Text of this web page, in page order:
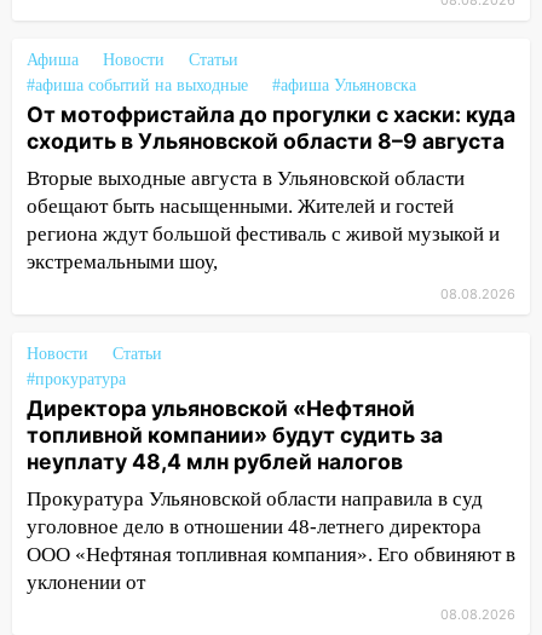
12:12
Прокуратура взяла на контроль
ДТП с шестилетним ребёнком на улице
Федерации
12:01
шестилетнего ребёнка на улице
Федерации: возбуждено уголовное дело
11:16 В Ульяновске ищут 37-летнего
хаски: куда сходить в Ульяновской
области 8–9 августа
10:11 Директора ульяновской
«Нефтяной топливной компании» будут
судить за неуплату 48,4 млн рублей
налогов
09:28 Дети на дорогах: пострадали
велосипедисты, мотоциклисты и
Афиша Новости
Статьи
#афиша событий на выходные
#афиша Ульяновска
От мотофристайла до прогулки с хаски: куда
сходить в Ульяновской области 8–9 августа
Вторые выходные августа в Ульяновской области
обещают быть насыщенными. Жителей и гостей
региона ждут большой фестиваль с живой музыкой и
экстремальными шоу,
08.08.2026
Новости
Статьи
#прокуратура
Директора ульяновской «Нефтяной
топливной компании» будут судить за
неуплату 48,4 млн рублей налогов
Прокуратура Ульяновской области направила в суд
уголовное дело в отношении 48-летнего директора
ООО «Нефтяная топливная компания». Его обвиняют в
уклонении от
08.08.2026